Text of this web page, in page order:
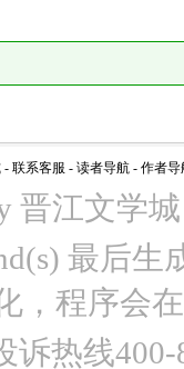
- 联系客服 - 读者导航 - 作者导
晋江文学
最后
，程序会
热线